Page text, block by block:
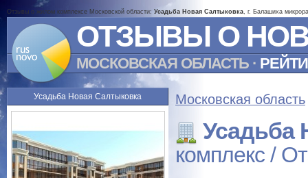
Отзывы о жилом комплексе Московской области: Усадьба Новая Салтыковка, г. Балашиха
ОТЗЫВЫ О
МОСКОВСКАЯ ОБЛАСТЬ ·
Усадьба Новая Салтыковка Московская область
Усадьба
комплекс /